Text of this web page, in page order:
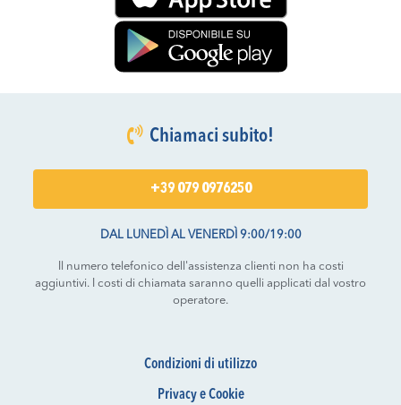
Chiamaci subito!
+39 079 0976250
DAL LUNEDÌ AL VENERDÌ 9:00/19:00
Il numero telefonico dell'assistenza clienti non ha costi
aggiuntivi. I costi di chiamata saranno quelli applicati dal vostro
operatore.
Condizioni di utilizzo
Privacy e Cookie